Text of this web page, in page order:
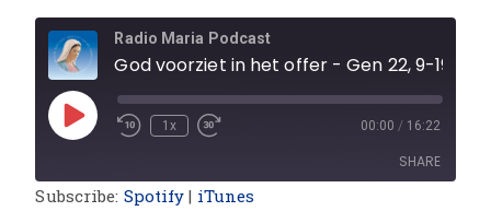
Radio Maria Podcast
God voorziet in het offer - Gen 22, 9-19
1x 00:00 / 16:22
SHARE
Subscribe: Spotify | iTunes